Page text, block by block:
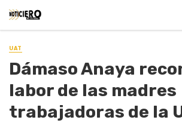
UAT
Dámaso Anaya
labor de las madres
trabajadoras de la